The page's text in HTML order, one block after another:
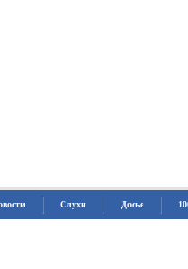
Слухи Досье